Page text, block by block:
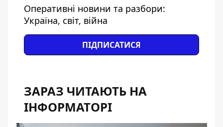
Оперативні новини та разбори:
Україна, світ, війна
ПІДПИСАТИСЯ
ЗАРАЗ ЧИТАЮТЬ НА
ІНФОРМАТОРІ